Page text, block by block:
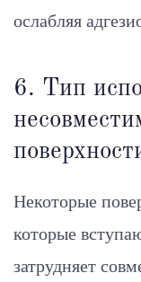
ослабляя
6. Тип
Некоторые
которые
затрудняет